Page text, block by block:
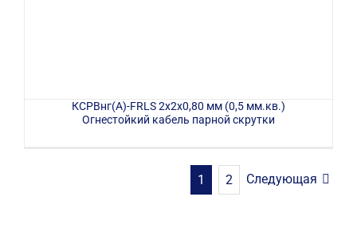
КСРВнг(А)-FRLS 2х2х0,80 мм (0,5 мм.кв.)
Огнестойкий кабель парной скрутки
1 2 Следующая